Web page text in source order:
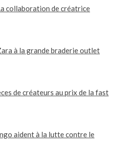
collaboration de créatrice
à la grande braderie outlet
de créateurs au prix de la fast
aident à la lutte contre le